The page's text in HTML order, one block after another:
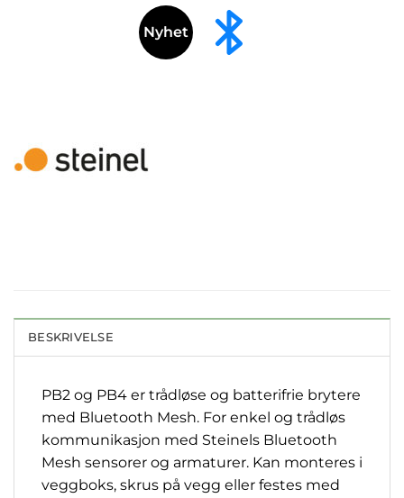
Nyhet
BESKRIVELSE
PB2 og PB4 er trådløse og batterifrie brytere
med Bluetooth Mesh. For enkel og trådløs
kommunikasjon med Steinels Bluetooth
Mesh sensorer og armaturer. Kan monteres i
veggboks, skrus på vegg eller festes med